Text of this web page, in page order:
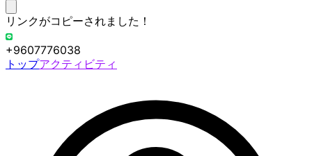
リンクがコピーされました！
+9607776038
トップアクティビティ